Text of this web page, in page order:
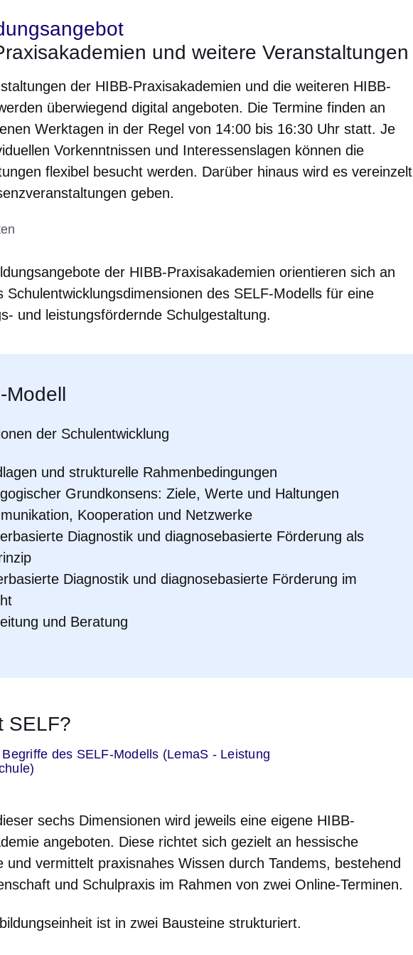
und weitere Veranstaltungen
der HIBB-Praxisakademien und die weiteren HIBB-
überwiegend digital angeboten. Die Termine finden an
Werktagen in der Regel von 14:00 bis 16:30 Uhr statt. Je
Vorkenntnissen und Interessenslagen können die
flexibel besucht werden. Darüber hinaus wird es vereinzelt
geben.
der HIBB-Praxisakademien orientieren sich an
Schulentwicklungsdimensionen des SELF-Modells für eine
und leistungsfördernde Schulgestaltung.
Modell
der Schulentwicklung
und strukturelle Rahmenbedingungen
Grundkonsens: Ziele, Werte und Haltungen
Kooperation und Netzwerke
Diagnostik und diagnosebasierte Förderung als
Diagnostik und diagnosebasierte Förderung im
und Beratung
SELF?
des SELF-Modells (LemaS - Leistung
in einem neuen Fenster
sechs Dimensionen wird jeweils eine eigene HIBB-
angeboten. Diese richtet sich gezielt an hessische
und vermittelt praxisnahes Wissen durch Tandems, bestehend
und Schulpraxis im Rahmen von zwei Online-Terminen.
ist in zwei Bausteine strukturiert.